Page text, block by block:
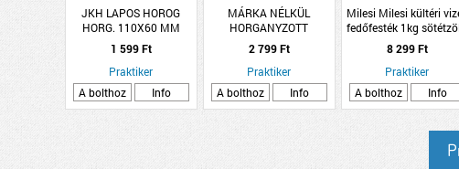
JKH LAPOS HOROG
HORG. 110X60 MM
1 599 Ft
Praktiker
A bolthoz
Info
MÁRKA NÉLKÜL
HORGANYZOTT
HOLLANDI 3/4&quot; KB
2 799 Ft
Praktiker
A bolthoz
Info
Milesi Milesi kültéri
fedőfesték 1kg
8 299 Ft
Praktiker
A bolthoz
Info